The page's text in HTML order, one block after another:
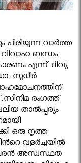
പിരിയുന്ന വാര്‍ത്ത
ബന്ധം
എന്ന് ദിവ്യ
സുധീര്‍
രംഗത്ത്
താല്‍പ്പര്യം
ഒരു നൃത്ത
വളര്‍ച്ചയില്‍
അസ്വസ്ഥത